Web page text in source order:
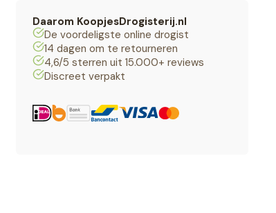
Daarom KoopjesDrogisterij.nl
De voordeligste online drogist
14 dagen om te retourneren
4,6/5 sterren uit 15.000+ reviews
Discreet verpakt